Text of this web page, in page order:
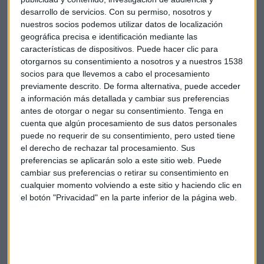
desarrollo de servicios. Con su permiso, nosotros y
nuestros socios podemos utilizar datos de localización
geográfica precisa e identificación mediante las
características de dispositivos. Puede hacer clic para
otorgarnos su consentimiento a nosotros y a nuestros 1538
socios para que llevemos a cabo el procesamiento
previamente descrito. De forma alternativa, puede acceder
a información más detallada y cambiar sus preferencias
antes de otorgar o negar su consentimiento. Tenga en
cuenta que algún procesamiento de sus datos personales
puede no requerir de su consentimiento, pero usted tiene
el derecho de rechazar tal procesamiento. Sus
preferencias se aplicarán solo a este sitio web. Puede
cambiar sus preferencias o retirar su consentimiento en
cualquier momento volviendo a este sitio y haciendo clic en
el botón "Privacidad" en la parte inferior de la página web.
sobre el coste que tendrá el 'diéselgate' para las finanzas de
la compañía también ha podido pesar en la evolución de las
siderurgias.
En el mercado de renta fija, la prima de riesgo no sólo no
acusó el resultado de las elecciones catalanas, sino que
cerró en 132,6 puntos básicos, por debajo de los 140,3
puntos básicos en que acabó la sesión del viernes.
En cuanto al tipo de cambio, el euro cotizaba al cierre a
1,123 dólares, ligeramente más fuerte que al inicio de la
sesión.